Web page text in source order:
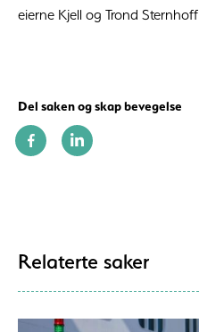
eierne Kjell og Trond Sternhoff
Del saken og skap bevegelse
Relaterte saker